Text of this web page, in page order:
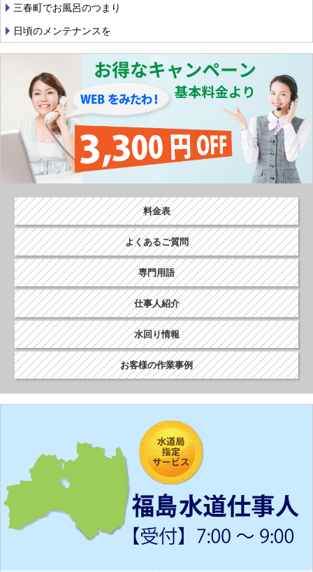
シ
ョ
ン
三春町でお風呂のつまり
日頃のメンテナンスを
料金表
よくあるご質問
専門用語
仕事人紹介
水回り情報
お客様の作業事例